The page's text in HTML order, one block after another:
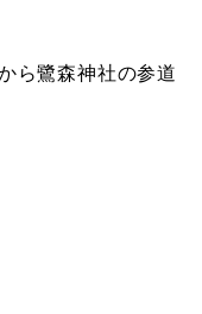
ら鷺森神社の参道